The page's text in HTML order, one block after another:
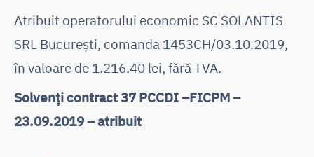
Atribuit operatorului economic SC SOLANTIS
SRL București, comanda 1453CH/03.10.2019,
în valoare de 1.216.40 lei, fără TVA.
Solvenți contract 37 PCCDI –FICPM –
23.09.2019 – atribuit